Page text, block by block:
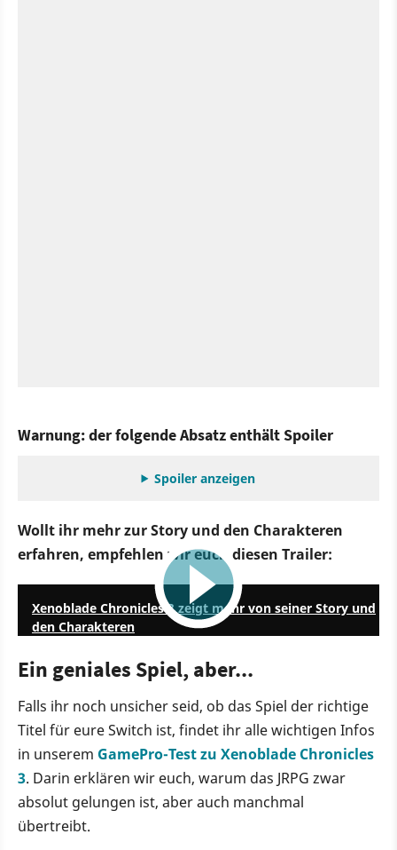
Warnung: der folgende Absatz enthält Spoiler
Spoiler anzeigen
Wollt ihr mehr zur Story und den Charakteren
erfahren, empfehlen wir euch diesen Trailer:
Xenoblade Chronicles 3 zeigt mehr von seiner Story und
den Charakteren
Ein geniales Spiel, aber...
Falls ihr noch unsicher seid, ob das Spiel der richtige
Titel für eure Switch ist, findet ihr alle wichtigen Infos
in unserem GamePro-Test zu Xenoblade Chronicles
3. Darin erklären wir euch, warum das JRPG zwar
absolut gelungen ist, aber auch manchmal
übertreibt.